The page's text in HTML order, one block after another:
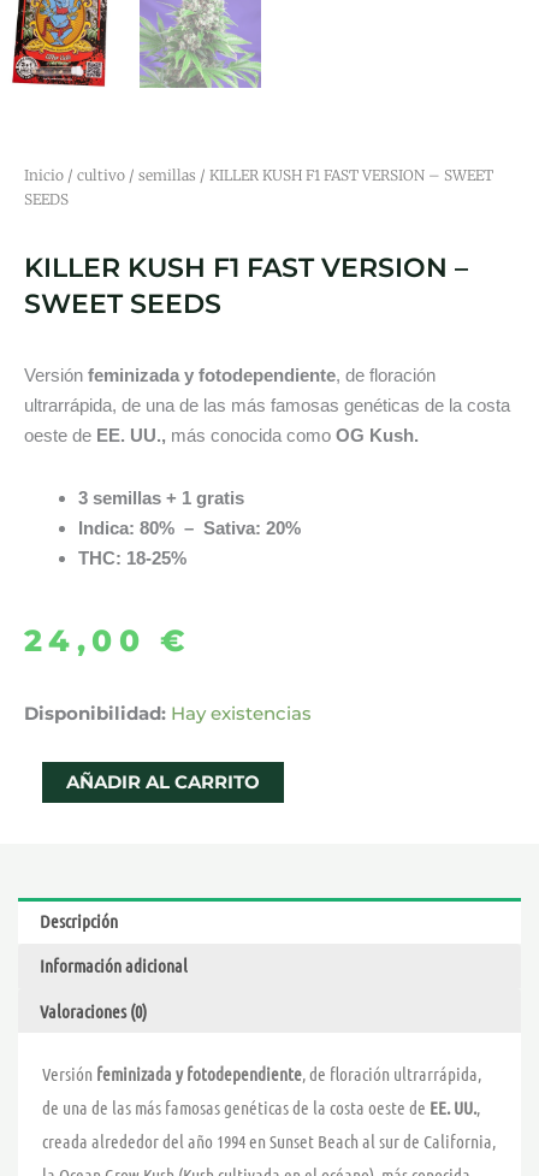
Inicio / cultivo / semillas / KILLER KUSH F1 FAST VERSION – SWEET
SEEDS
KILLER KUSH F1 FAST VERSION –
SWEET SEEDS
Versión feminizada y fotodependiente, de floración
ultrarrápida, de una de las más famosas genéticas de la costa
oeste de EE. UU., más conocida como OG Kush.
3 semillas + 1 gratis
Indica: 80% – Sativa: 20%
THC: 18-25%
24,00€
Disponibilidad: Hay existencias
KILLER
FAST
SWEET
cantidad
AÑADIR AL CARRITO
Descripción
Información adicional
Valoraciones (0)
Versión feminizada y fotodependiente, de floración ultrarrápida,
de una de las más famosas genéticas de la costa oeste de EE. UU.,
creada alrededor del año 1994 en Sunset Beach al sur de California,